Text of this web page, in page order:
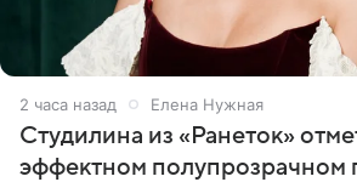
2 часа назад Елена Нужная
Студилина из «Ранеток»
эффектном полупрозрачном